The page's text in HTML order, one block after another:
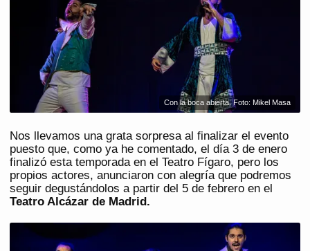
Con la boca abierta. Foto: Mikel Masa
Nos llevamos una grata sorpresa al finalizar el evento
puesto que, como ya he comentado, el día 3 de enero
finalizó esta temporada en el Teatro Fígaro, pero los
propios actores, anunciaron con alegría que podremos
seguir degustándolos a partir del 5 de febrero en el
Teatro Alcázar de Madrid.